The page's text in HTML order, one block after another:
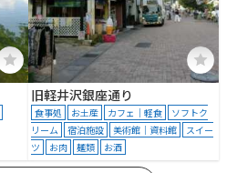
旧軽井沢銀座通り
食事処 お土産 カフェ｜軽食
ソフトク
リーム
宿泊施設 美術館｜資料館
スイー
ツ
お肉 麺類 お酒